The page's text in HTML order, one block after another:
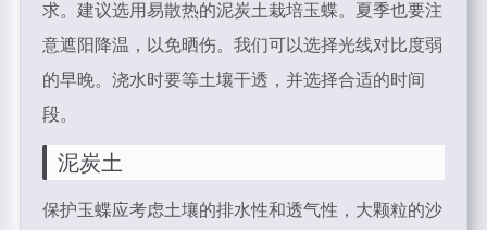
求。建议选用易散热的泥炭土栽培玉蝶。夏季也要注
意遮阳降温，以免晒伤。我们可以选择光线对比度弱
的早晚。浇水时要等土壤干透，并选择合适的时间
段。
泥炭土
保护玉蝶应考虑土壤的排水性和透气性，大颗粒的沙